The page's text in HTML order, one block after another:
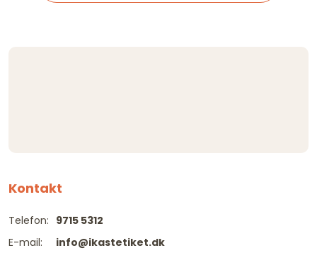
Kontakt
Telefon:
E-mail:
9715 5312
info@ikastetiket.dk